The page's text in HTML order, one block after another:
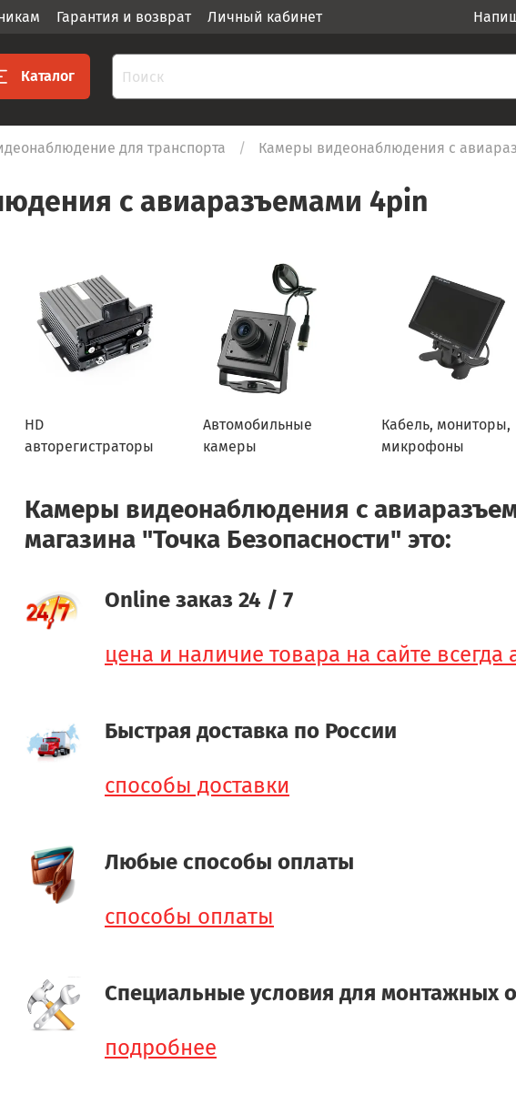
Гарантия и возврат Личный кабинет
Каталог
для транспорта Камеры видеонаблюдения с
с авиаразъемами 4pin
HD
авторегистраторы
Автомобильные
камеры
Кабель, мониторы,
микрофоны
Камеры видеонаблюдения с
магазина "Точка Безопасности" это:
Online заказ 24 / 7
цена и наличие товара на сайте всегда
Быстрая доставка по России
способы доставки
Любые способы оплаты
способы оплаты
Специальные условия для монтажных
подробнее